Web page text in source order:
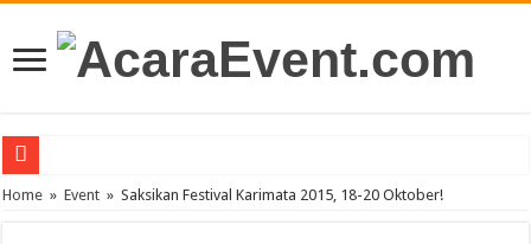
PT Teras Osong Indonesia Ramaikan Industri Kecantikan Korea di Indonesia
Home » Event » Saksikan Festival Karimata 2015, 18-20 Oktober!